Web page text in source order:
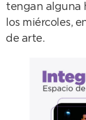
tengan alguna
los miércoles,
de arte.